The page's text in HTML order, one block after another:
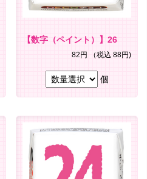
【数字（ペイント）】26
82円 （税込 88円)
個